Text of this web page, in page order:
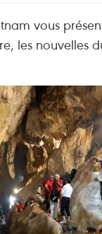
vous
les nouvelles